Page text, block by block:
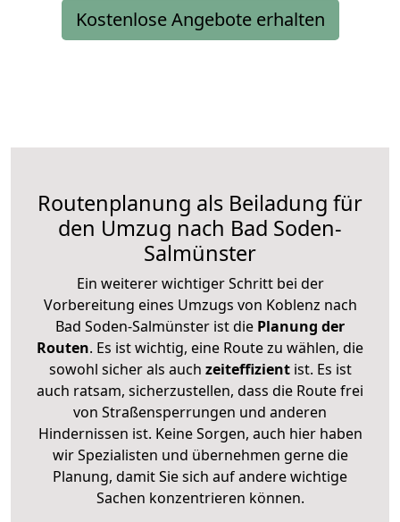
Kostenlose Angebote erhalten
Routenplanung als Beiladung für
den Umzug nach Bad Soden-
Salmünster
Ein weiterer wichtiger Schritt bei der
Vorbereitung eines Umzugs von Koblenz nach
Bad Soden-Salmünster ist die Planung der
Routen. Es ist wichtig, eine Route zu wählen, die
sowohl sicher als auch zeiteffizientist. Es ist
auch ratsam, sicherzustellen, dass die Route frei
von Straßensperrungen und anderen
Hindernissen ist. Keine Sorgen, auch hier haben
wir Spezialisten und übernehmen gerne die
Planung, damit Sie sich auf andere wichtige
Sachen konzentrieren können.